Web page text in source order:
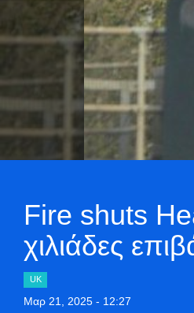
Fire shuts
χιλιάδες
UK
Μαρ 21, 2025 - 12:27